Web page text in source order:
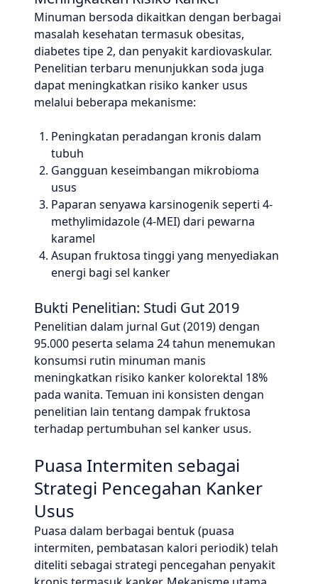
Minuman bersoda dikaitkan dengan berbagai
masalah kesehatan termasuk obesitas,
diabetes tipe 2, dan penyakit kardiovaskular.
Penelitian terbaru menunjukkan soda juga
dapat meningkatkan risiko kanker usus
melalui beberapa mekanisme:
Peningkatan peradangan kronis dalam
tubuh
Gangguan keseimbangan mikrobioma
usus
Paparan senyawa karsinogenik seperti 4-
methylimidazole (4-MEI) dari pewarna
karamel
Asupan fruktosa tinggi yang menyediakan
energi bagi sel kanker
Bukti Penelitian: Studi Gut 2019
Penelitian dalam jurnal Gut (2019) dengan
95.000 peserta selama 24 tahun menemukan
konsumsi rutin minuman manis
meningkatkan risiko kanker kolorektal 18%
pada wanita. Temuan ini konsisten dengan
penelitian lain tentang dampak fruktosa
terhadap pertumbuhan sel kanker usus.
Puasa Intermiten sebagai
Strategi Pencegahan Kanker
Usus
Puasa dalam berbagai bentuk (puasa
intermiten, pembatasan kalori periodik) telah
diteliti sebagai strategi pencegahan penyakit